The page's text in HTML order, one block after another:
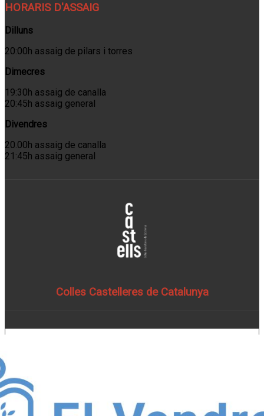
HORARIS D'ASSAIG
Dilluns
20:00h assaig de pilars i torres
Dimecres
19:30h assaig de canalla
20:45h assaig general
Divendres
20.00h assaig de canalla
21:45h assaig general
Colles Castelleres de Catalunya